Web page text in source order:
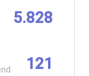
5.828
121